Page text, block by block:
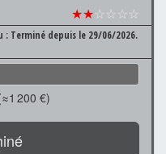
★★☆☆☆☆
: Terminé depuis le 29/06/2026.
200 €)